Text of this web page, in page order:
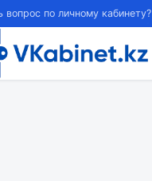
вопрос по личному кабинету?